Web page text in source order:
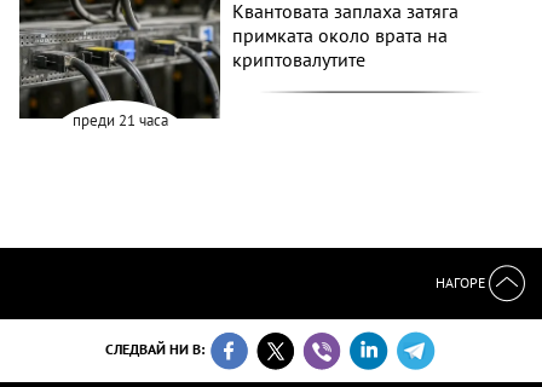
преди 21 часа
Квантовата заплаха затяга
примката около врата на
криптовалутите
НАГОРЕ
СЛЕДВАЙ НИ В: